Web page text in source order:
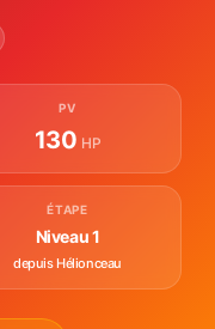
PV
130 HP
ÉTAPE
Niveau 1
depuis Hélionceau